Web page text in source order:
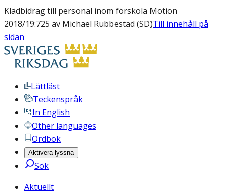
Klädbidrag till personal inom förskola Motion
2018/19:725 av Michael Rubbestad (SD)Till innehåll på
sidan
Lättläst
Teckenspråk
In English
Other languages
Ordbok
Aktivera lyssna
Sök
Aktuellt